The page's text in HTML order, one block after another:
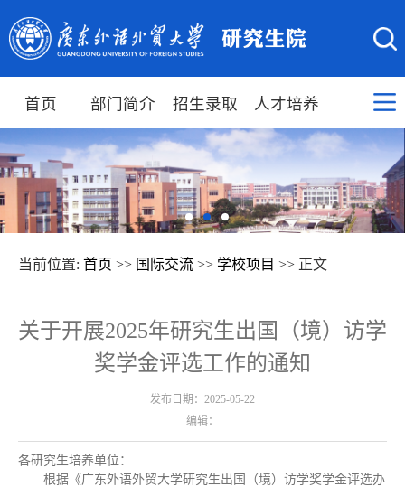
首页 部门简介 招生录取 人才培养
当前位置: 首页 >> 国际交流 >> 学校项目 >> 正文
关于开展2025年研究生出国（境）访学
奖学金评选工作的通知
发布日期：2025-05-22
编辑：
各研究生培养单位：
根据《广东外语外贸大学研究生出国（境）访学奖学金评选办